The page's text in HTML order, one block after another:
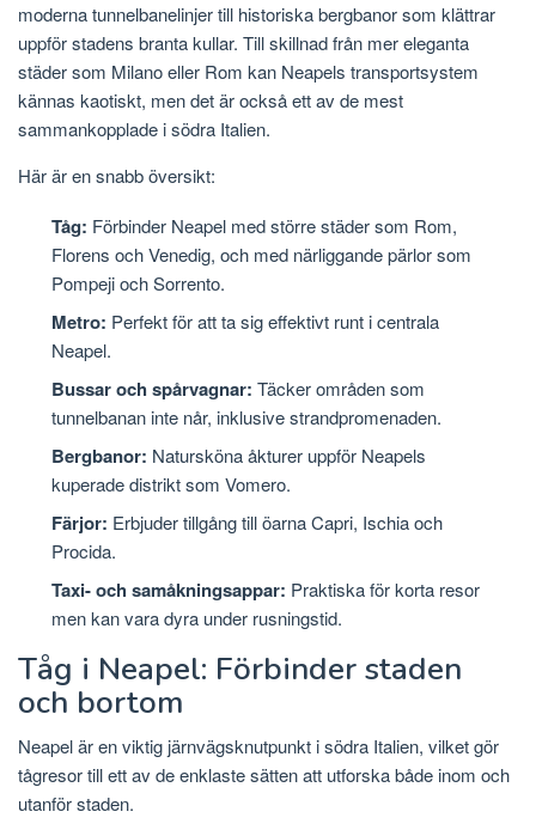
moderna tunnelbanelinjer till historiska bergbanor som klättrar
uppför stadens branta kullar. Till skillnad från mer eleganta
städer som Milano eller Rom kan Neapels transportsystem
kännas kaotiskt, men det är också ett av de mest
sammankopplade i södra Italien.
Här är en snabb översikt:
Tåg: Förbinder Neapel med större städer som Rom,
Florens och Venedig, och med närliggande pärlor som
Pompeji och Sorrento.
Metro: Perfekt för att ta sig effektivt runt i centrala
Neapel.
Bussar och spårvagnar: Täcker områden som
tunnelbanan inte når, inklusive strandpromenaden.
Bergbanor: Natursköna åkturer uppför Neapels
kuperade distrikt som Vomero.
Färjor: Erbjuder tillgång till öarna Capri, Ischia och
Procida.
Taxi- och samåkningsappar: Praktiska för korta resor
men kan vara dyra under rusningstid.
Tåg i Neapel: Förbinder staden
och bortom
Neapel är en viktig järnvägsknutpunkt i södra Italien, vilket gör
tågresor till ett av de enklaste sätten att utforska både inom och
utanför staden.